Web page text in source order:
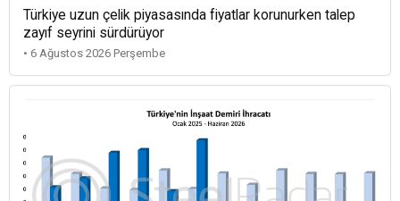
Türkiye uzun çelik piyasasında fiyatlar korunurken talep
zayıf seyrini sürdürüyor
• 6 Ağustos 2026 Perşembe